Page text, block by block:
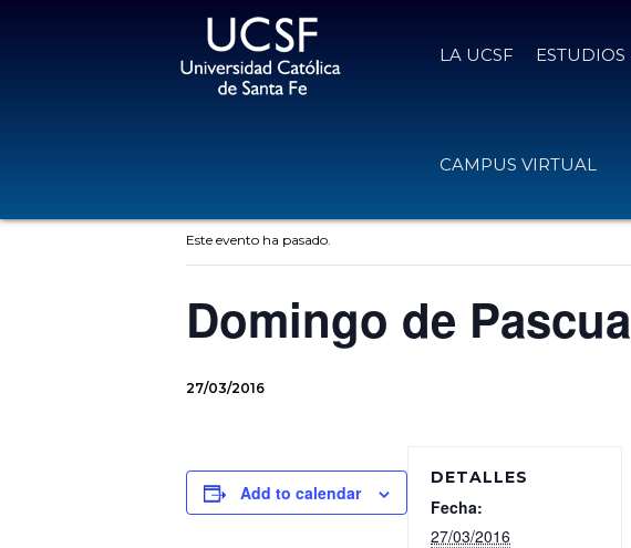
LA UCSF ESTUDIOS
CAMPUS VIRTUAL
Este evento ha pasado.
Domingo de Pascua
27/03/2016
Add to calendar
DETALLES
Fecha:
27/03/2016